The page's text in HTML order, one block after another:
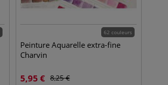
62 couleurs
Peinture Aquarelle extra-fine
Charvin
5,95 € 8,25€